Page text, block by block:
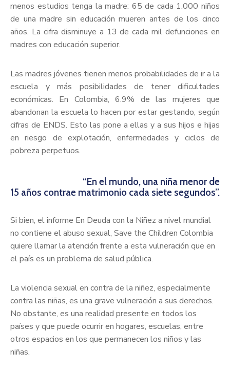
menos estudios tenga la madre: 65 de cada 1.000 niños
de una madre sin educación mueren antes de los cinco
años. La cifra disminuye a 13 de cada mil defunciones en
madres con educación superior.
Las madres jóvenes tienen menos probabilidades de ir a la
escuela y más posibilidades de tener dificultades
económicas. En Colombia, 6.9% de las mujeres que
abandonan la escuela lo hacen por estar gestando, según
cifras de ENDS. Esto las pone a ellas y a sus hijos e hijas
en riesgo de explotación, enfermedades y ciclos de
pobreza perpetuos.
“En el mundo, una niña menor de
15 años contrae matrimonio cada siete segundos”.
Si bien, el informe En Deuda con la Niñez a nivel mundial
no contiene el abuso sexual, Save the Children Colombia
quiere llamar la atención frente a esta vulneración que en
el país es un problema de salud pública.
La violencia sexual en contra de la niñez, especialmente
contra las niñas, es una grave vulneración a sus derechos.
No obstante, es una realidad presente en todos los
países y que puede ocurrir en hogares, escuelas, entre
otros espacios en los que permanecen los niños y las
niñas.